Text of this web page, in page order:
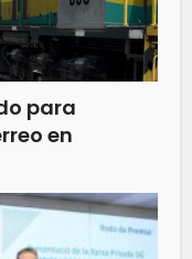
para
en